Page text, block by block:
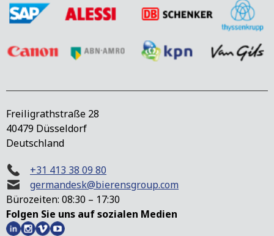
Freiligrathstraße 28
40479 Düsseldorf
Deutschland
+31 413 38 09 80
germandesk@bierensgroup.com
Bürozeiten: 08:30 – 17:30
Folgen Sie uns auf sozialen Medien